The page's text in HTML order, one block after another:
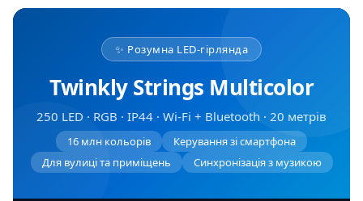
✨ Розумна LED-гірлянда
Twinkly Strings Multicolor
250 LED · RGB · IP44 · Wi-Fi + Bluetooth · 20 метрів
16 млн кольорів
Керування зі смартфона
Для вулиці та приміщень
Синхронізація з музикою